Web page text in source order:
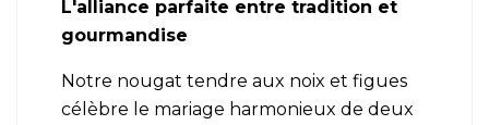
L'alliance parfaite entre tradition et
gourmandise
Notre nougat tendre aux noix et figues
célèbre le mariage harmonieux de deux